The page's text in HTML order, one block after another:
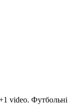
video. Футбольні